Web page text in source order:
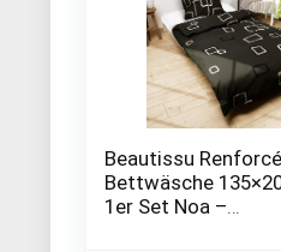
Beautissu Renforcé
Bettwäsche
1er Set Noa –